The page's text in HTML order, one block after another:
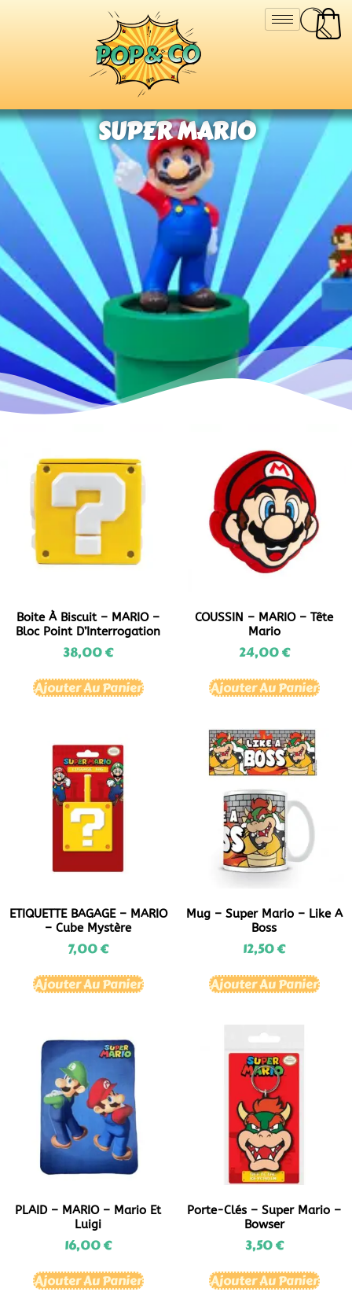
SUPER MARIO
Boite À Biscuit – MARIO –
Bloc Point D’Interrogation
38,00€
Ajouter Au Panier
COUSSIN – MARIO – Tête
Mario
24,00€
Ajouter Au Panier
ETIQUETTE BAGAGE – MARIO
– Cube Mystère
7,00€
Ajouter Au Panier
Mug – Super Mario – Like A
Boss
12,50€
Ajouter Au Panier
PLAID – MARIO – Mario Et
Luigi
16,00€
Ajouter Au Panier
Porte-Clés – Super Mario –
Bowser
3,50€
Ajouter Au Panier